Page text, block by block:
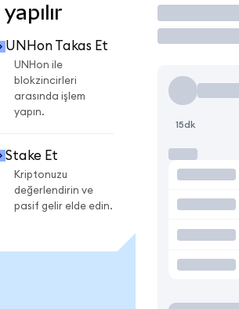
UNHon Takas Et
UNHon ile
blokzincirleri
arasında işlem
yapın.
Stake Et
Kriptonuzu
değerlendirin ve
pasif gelir elde edin.
İşlem
15dk